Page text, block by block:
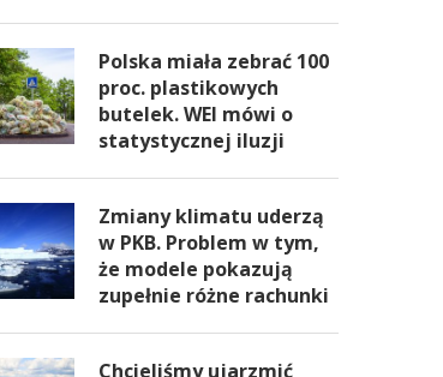
Polska miała zebrać 100
proc. plastikowych
butelek. WEI mówi o
statystycznej iluzji
Zmiany klimatu uderzą
w PKB. Problem w tym,
że modele pokazują
zupełnie różne rachunki
Chcieliśmy ujarzmić